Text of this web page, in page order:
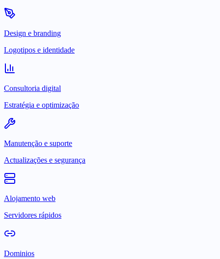
Design e branding
Logotipos e identidade
Consultoria digital
Estratégia e optimização
Manutenção e suporte
Actualizações e segurança
Alojamento web
Servidores rápidos
Dominios